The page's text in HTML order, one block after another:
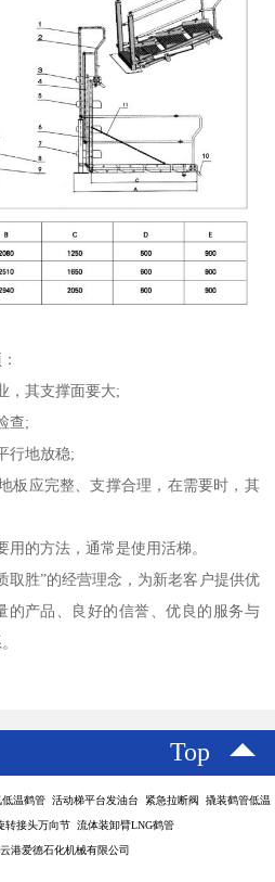
，其支撑面要大;
查;
行地放稳;
板应完整、支撑合理，在需要时，其
的方法，通常是使用活梯。
取胜”的经营理念，为新老客户提供优
的产品、良好的信誉、优良的服务与
Top
温鹤管 活动梯平台发油台 紧急拉断阀 撬装鹤管低温
接头万向节 流体装卸臂LNG鹤管
港爱德石化机械有限公司